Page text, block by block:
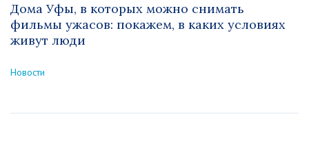
Дома Уфы, в которых можно снимать
фильмы ужасов: покажем, в каких условиях
живут люди
Новости